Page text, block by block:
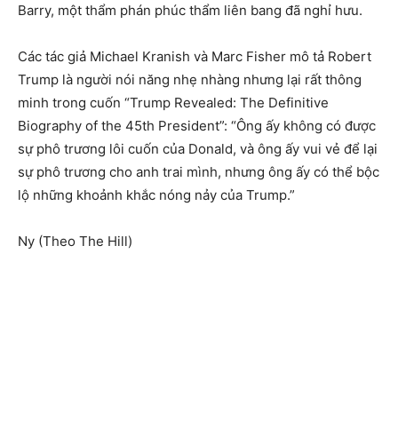
Barry, một thẩm phán phúc thẩm liên bang đã nghỉ hưu.
Các tác giả Michael Kranish và Marc Fisher mô tả Robert
Trump là người nói năng nhẹ nhàng nhưng lại rất thông
minh trong cuốn “Trump Revealed: The Definitive
Biography of the 45th President”: “Ông ấy không có được
sự phô trương lôi cuốn của Donald, và ông ấy vui vẻ để lại
sự phô trương cho anh trai mình, nhưng ông ấy có thể bộc
lộ những khoảnh khắc nóng nảy của Trump.”
Ny (Theo The Hill)